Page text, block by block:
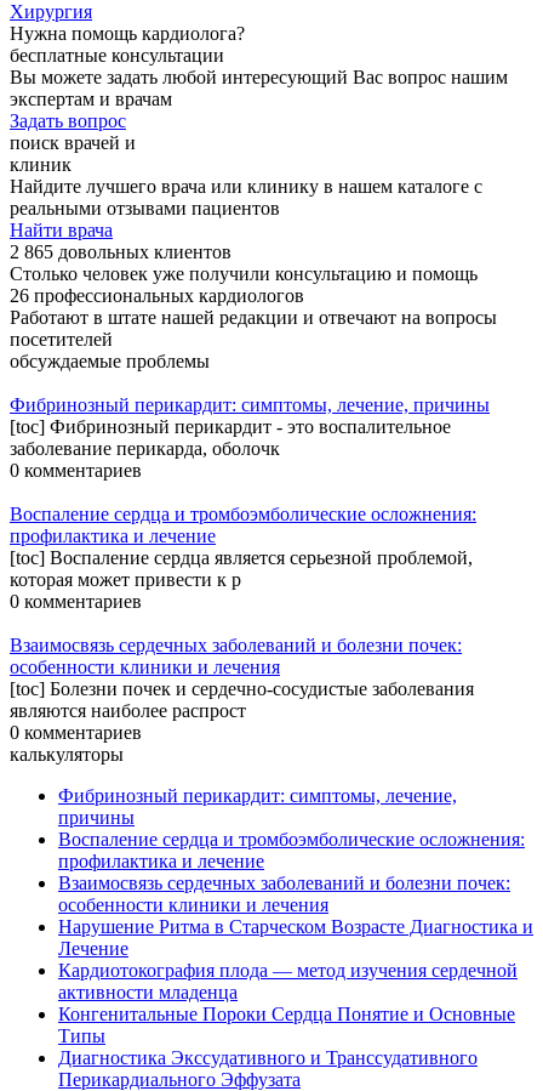
Хирургия
Нужна помощь кардиолога?
бесплатные консультации
Вы можете задать любой интересующий Вас вопрос нашим
экспертам и врачам
Задать вопрос
поиск врачей и
клиник
Найдите лучшего врача или клинику в нашем каталоге с
реальными отзывами пациентов
Найти врача
2 865 довольных клиентов
Столько человек уже получили консультацию и помощь
26 профессиональных кардиологов
Работают в штате нашей редакции и отвечают на вопросы
посетителей
обсуждаемые проблемы
Фибринозный перикардит: симптомы, лечение, причины
[toc] Фибринозный перикардит - это воспалительное
заболевание перикарда, оболочк
0 комментариев
Воспаление сердца и тромбоэмболические осложнения:
профилактика и лечение
[toc] Воспаление сердца является серьезной проблемой,
которая может привести к р
0 комментариев
Взаимосвязь сердечных заболеваний и болезни почек:
особенности клиники и лечения
[toc] Болезни почек и сердечно-сосудистые заболевания
являются наиболее распрост
0 комментариев
калькуляторы
Фибринозный перикардит: симптомы, лечение,
причины
Воспаление сердца и тромбоэмболические осложнения:
профилактика и лечение
Взаимосвязь сердечных заболеваний и болезни почек:
особенности клиники и лечения
Нарушение Ритма в Старческом Возрасте Диагностика и
Лечение
Кардиотокография плода — метод изучения сердечной
активности младенца
Конгенитальные Пороки Сердца Понятие и Основные
Типы
Диагностика Экссудативного и Транссудативного
Перикардиального Эффузата